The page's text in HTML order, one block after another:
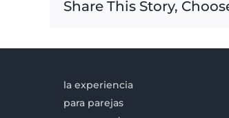
Share This Story,
la experiencia
para parejas